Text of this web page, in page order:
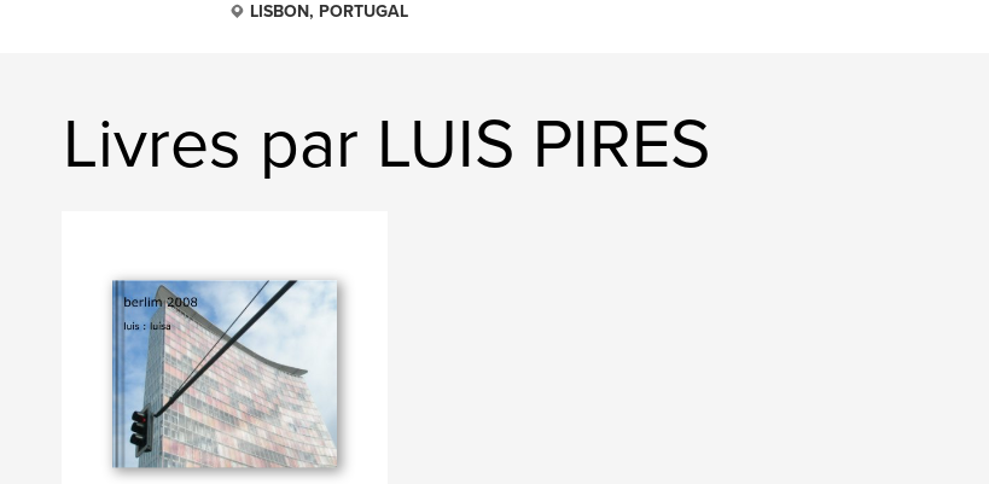
LISBON, PORTUGAL
Livres par LUIS PIRES